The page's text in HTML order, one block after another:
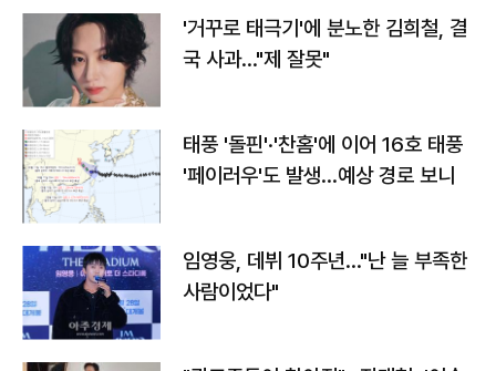
'거꾸로 태극기'에 분노한 김희철, 결
국 사과…"제 잘못"
태풍 '돌핀'·'찬홈'에 이어 16호 태풍
'페이러우'도 발생…예상 경로 보니
임영웅, 데뷔 10주년…"난 늘 부족한
사람이었다"